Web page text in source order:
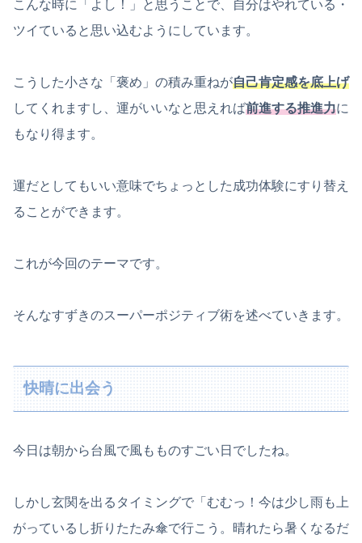
こんな時に「よし！」と思うことで、自分はやれている・
ツイていると思い込むようにしています。
こうした小さな「褒め」の積み重ねが自己肯定感を底上げ
してくれますし、運がいいなと思えれば前進する推進力に
もなり得ます。
運だとしてもいい意味でちょっとした成功体験にすり替え
ることができます。
これが今回のテーマです。
そんなすずきのスーパーポジティブ術を述べていきます。
快晴に出会う
今日は朝から台風で風もものすごい日でしたね。
しかし玄関を出るタイミングで「むむっ！今は少し雨も上
がっているし折りたたみ傘で行こう。晴れたら暑くなるだ